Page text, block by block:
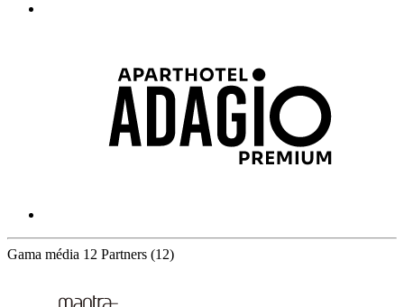
Gama média 12 Partners (12)